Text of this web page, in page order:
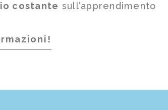
costante sull’apprendimento